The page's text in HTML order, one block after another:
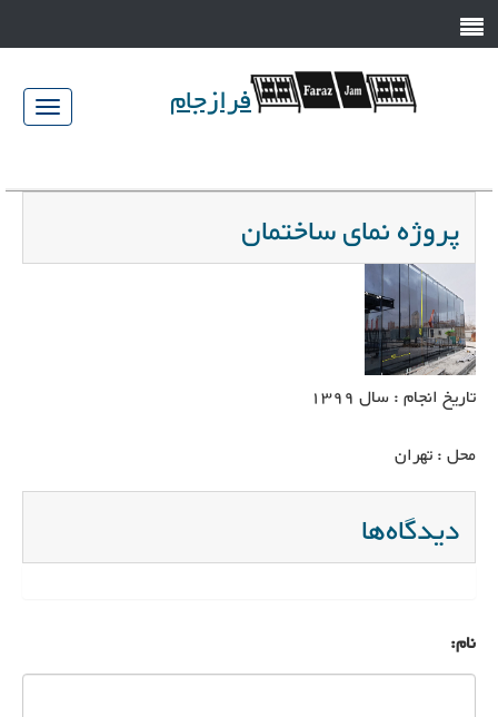
34583446/7
فرازجام
پروژه نمای ساختمان
تاریخ انجام : سال 1399
محل : تهران
دیدگاه‌ها
نام: